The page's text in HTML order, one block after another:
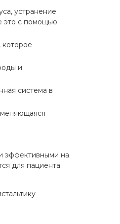
устранение
это с помощью
и
система в
меняющаяся
эффективными на
для пациента